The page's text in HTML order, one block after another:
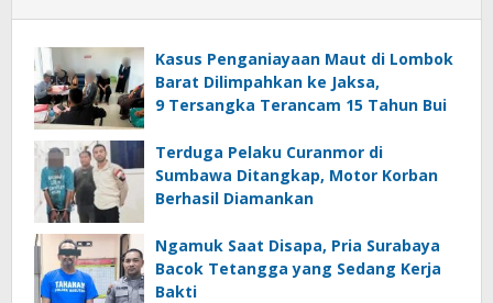
Kasus Penganiayaan Maut di Lombok
Barat Dilimpahkan ke Jaksa,
9 Tersangka Terancam 15 Tahun Bui
Terduga Pelaku Curanmor di
Sumbawa Ditangkap, Motor Korban
Berhasil Diamankan
Ngamuk Saat Disapa, Pria Surabaya
Bacok Tetangga yang Sedang Kerja
Bakti